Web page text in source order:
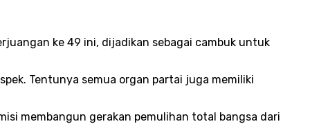
ke 49 ini, dijadikan sebagai cambuk untuk
Tentunya semua organ partai juga memiliki
membangun gerakan pemulihan total bangsa dari